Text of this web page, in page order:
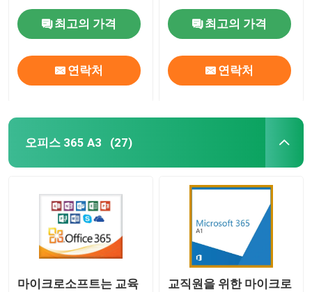
문가 1명 2019명
최고의 가격
연락처
2019 프로덕트 키 말을
허가합니다최고의 가격
연락처
오피스 365 A3 (27)
마이크로소프트는 교육
교직원을 위한 마이크로